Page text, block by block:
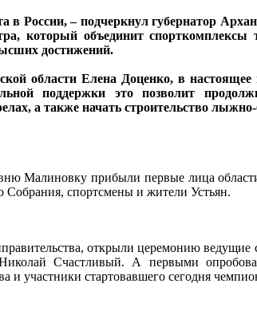
России, – подчеркнул губернатор
который объединит
достижений.
области Елена Доценко, в
поддержки это позволит
а также начать строительство лыжно-
Малиновку прибыли первые лица
Собрания, спортсмены и жители Устьян.
открыли церемонию
Счастливый. А первыми
участники стартовавшего сегодня